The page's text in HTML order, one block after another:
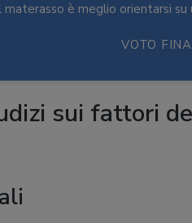
è meglio orientarsi
VOTO
sui fattori